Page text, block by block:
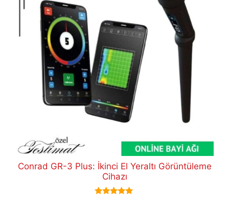
Conrad GR-3 Plus: İkinci El Yeraltı Görüntüleme
Cihazı